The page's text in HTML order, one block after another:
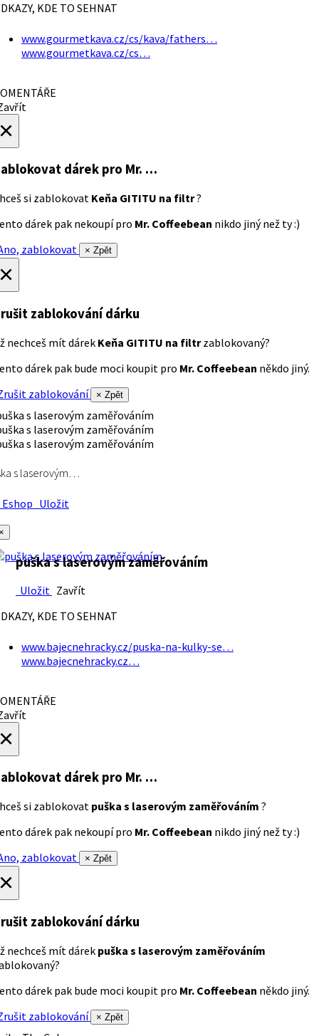
KDE TO SEHNAT
www.gourmetkava.cz/cs/kava/fathers…
www.gourmetkava.cz/cs…
dárek pro Mr. …
si zablokovat Keňa GITITU na filtr?
dárek pak nekoupí pro Mr. Coffeebean nikdo jiný než ty :)
zablokovat
× Zpět
zablokování dárku
nechceš mít dárek Keňa GITITU na filtrzablokovaný?
dárek pak bude moci koupit pro Mr. Coffeebean někdo jiný.
zablokování
× Zpět
s laserovým…
Uložit
puška s laserovým zaměřováním
Uložit Zavřít
KDE TO SEHNAT
www.bajecnehracky.cz/puska-na-kulky-se…
www.bajecnehracky.cz…
dárek pro Mr. …
si zablokovat puška s laserovým zaměřováním ?
dárek pak nekoupí pro Mr. Coffeebean nikdo jiný než ty :)
zablokovat
× Zpět
zablokování dárku
nechceš mít dárek puška s laserovým zaměřováním
dárek pak bude moci koupit pro Mr. Coffeebean někdo jiný.
zablokování
× Zpět